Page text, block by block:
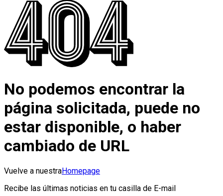
No podemos encontrar la
página solicitada, puede no
estar disponible, o haber
cambiado de URL
Vuelve a nuestraHomepage
Recibe las últimas noticias en tu casilla de E-mail